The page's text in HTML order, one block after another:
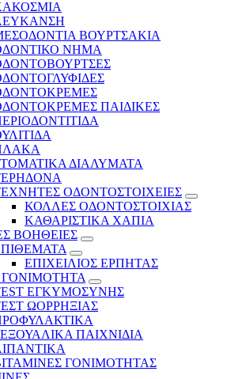
ΒΟΥΡΤΣΑΚΙΑ
ΝΗΜΑ
ΠΑΙΔΙΚΕΣ
ΔΙΑΛΥΜΑΤΑ
ΟΔΟΝΤΟΣΤΟΙΧΕΙΕΣ
ΚΟΛΛΕΣ ΟΔΟΝΤΟΣΤΟΙΧΙΑΣ
ΚΑΘΑΡΙΣΤΙΚΑ ΧΑΠΙΑ
ΒΟΗΘΕΙΕΣ
ΕΠΙΧΕΙΛΙΟΣ ΕΡΠΗΤΑΣ
ΓΟΝΙΜΟΤΗΤΑ
ΕΓΚΥΜΟΣΥΝΗΣ
ΩΟΡΡΗΞΙΑΣ
ΠΑΙΧΝΙΔΙΑ
ΓΟΝΙΜΟΤΗΤΑΣ